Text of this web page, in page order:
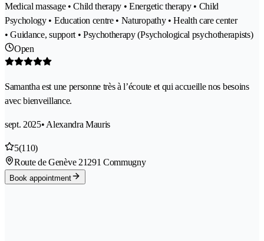
Medical massage • Child therapy • Energetic therapy • Child
Psychology • Education centre • Naturopathy • Health care center
• Guidance, support • Psychotherapy (Psychological psychotherapists)
Open
Samantha est une personne très à l’écoute et qui accueille nos besoins
avec bienveillance.
sept. 2025• Alexandra Mauris
5(110)
Route de Genève 21291 Commugny
Book appointment